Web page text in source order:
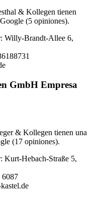
& Kollegen tienen
(5 opiniones).
Willy-Brandt-Allee 6,
GmbH Empresa
& Kollegen tienen una
(17 opiniones).
Kurt-Hebach-Straße 5,
6087